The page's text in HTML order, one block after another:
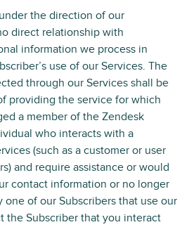
the direction of our
direct relationship with
information we process in
use of our Services. The
through our Services shall be
providing the service for which
a member of the Zendesk
who interacts with a
(such as a customer or user
and require assistance or would
contact information or no longer
of our Subscribers that use our
the Subscriber that you interact